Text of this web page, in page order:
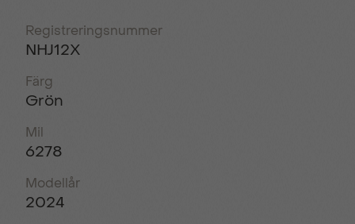
Registreringsnummer
NHJ12X
Färg
Grön
Mil
6278
Modellår
2024